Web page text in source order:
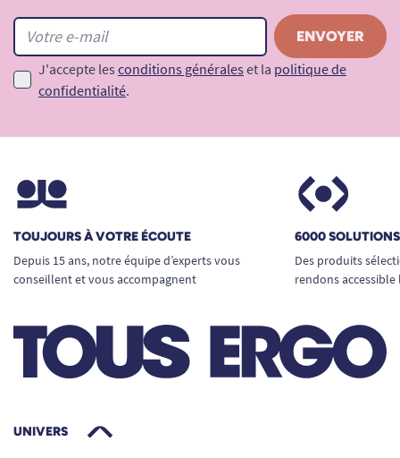
J'accepte les conditions générales et la politique de
confidentialité.
TOUJOURS À VOTRE ÉCOUTE
Depuis 15 ans, notre équipe d’experts vous
conseillent et vous accompagnent
6000
Des produits
rendons
UNIVERS